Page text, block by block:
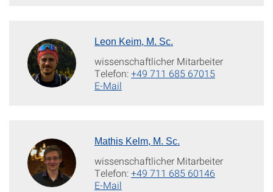
Leon Keim, M. Sc.
wissenschaftlicher Mitarbeiter
Telefon:+49 711 685 67015
E-Mail
Mathis Kelm, M. Sc.
wissenschaftlicher Mitarbeiter
Telefon:+49 711 685 60146
E-Mail